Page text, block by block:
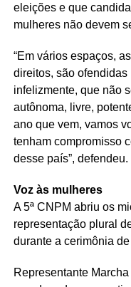
eleições e que
mulheres não devem
“Em vários espaços,
direitos, são ofendidas
infelizmente, que não
autônoma, livre,
ano que vem, vamos
tenham compromisso
desse país”, defendeu.
Voz às mulheres
A 5ª CNPM abriu os
representação plural
durante a cerimônia
Representante